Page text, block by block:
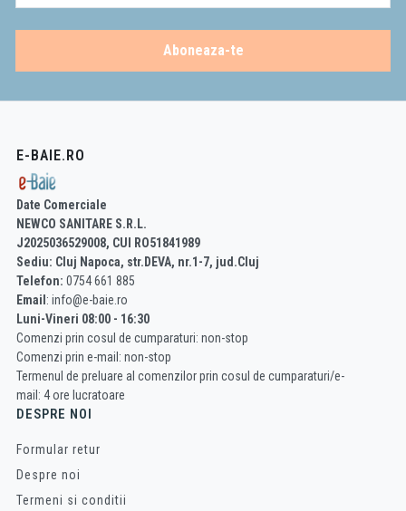
Aboneaza-te
E-BAIE.RO
Date Comerciale
NEWCO SANITARE S.R.L.
J2025036529008, CUI RO51841989
Sediu: Cluj Napoca, str.DEVA, nr.1-7, jud.Cluj
Telefon: 0754 661 885
Email : info@e-baie.ro
Luni-Vineri 08:00 - 16:30
Comenzi prin cosul de cumparaturi: non-stop
Comenzi prin e-mail: non-stop
Termenul de preluare al comenzilor prin cosul de cumparaturi/e-
mail: 4 ore lucratoare
DESPRE NOI
Formular retur
Despre noi
Termeni si conditii